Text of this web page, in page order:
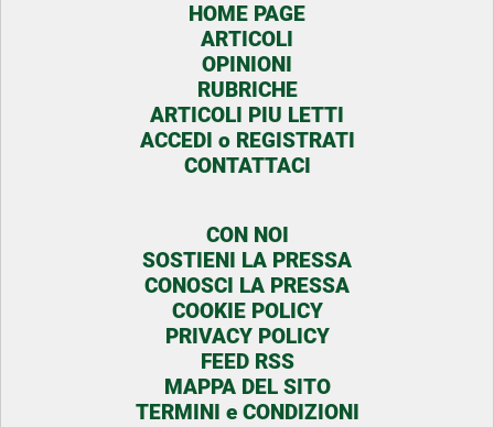
HOME PAGE
ARTICOLI
OPINIONI
RUBRICHE
ARTICOLI PIU LETTI
ACCEDI o REGISTRATI
CONTATTACI
CON NOI
SOSTIENI LA PRESSA
CONOSCI LA PRESSA
COOKIE POLICY
PRIVACY POLICY
FEED RSS
MAPPA DEL SITO
TERMINI e CONDIZIONI